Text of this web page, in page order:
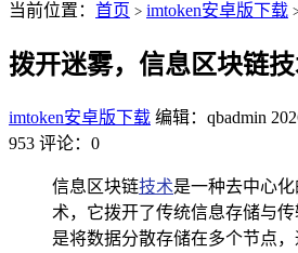
当前位置： 首页 > imtoken安卓版下载
拨开迷雾，信息区块链
imtoken安卓版下载 编辑：qbadmin
953 评论：0
信息区块链技术是一种去中心
术，它拨开了传统信息存储与
是将数据分散存储在多个节点